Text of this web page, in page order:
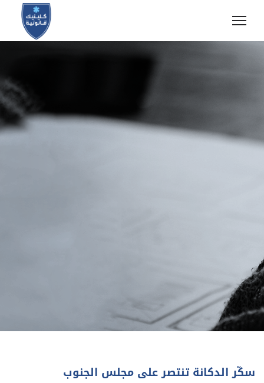
سكّر الدكانة تنتصر على مجلس الجنوب